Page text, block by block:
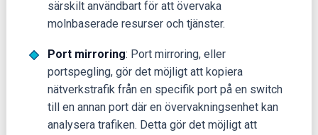
särskilt användbart för att övervaka
molnbaserade resurser och tjänster.
Port mirroring: Port mirroring, eller
portspegling, gör det möjligt att kopiera
nätverkstrafik från en specifik port på en switch
till en annan port där en övervakningsenhet kan
analysera trafiken. Detta gör det möjligt att